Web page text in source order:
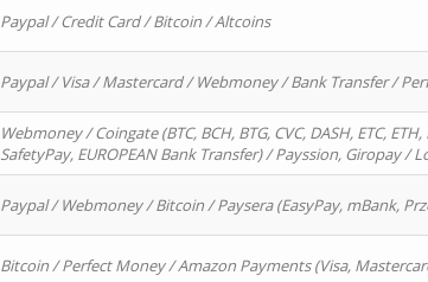
Paypal / Credit Card / Bitcoin / Altcoins
Paypal / Visa / Mastercard / Webmoney / Bank Transfer /
Webmoney / Coingate (BTC, BCH, BTG, CVC, DASH, ETC,
SafetyPay, EUROPEAN Bank Transfer) / Payssion, Giropay /
Paypal / Webmoney / Bitcoin / Paysera (EasyPay, mBank,
Bitcoin / Perfect Money / Amazon Payments (Visa,